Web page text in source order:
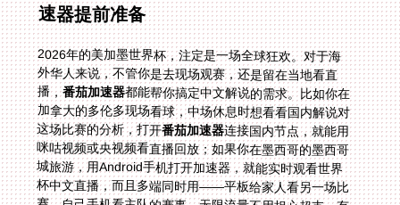
速器提前准备
2026年的美加墨世界杯，注定是一场全球狂欢。对于海
外华人来说，不管你是去现场观赛，还是留在当地看直
播，番茄加速器都能帮你搞定中文解说的需求。比如你在
加拿大的多伦多现场看球，中场休息时想看看国内解说对
这场比赛的分析，打开番茄加速器连接国内节点，就能用
咪咕视频或央视频看直播回放；如果你在墨西哥的墨西哥
城旅游，用Android手机打开加速器，就能实时观看世界
杯中文直播，而且多端同时用——平板给家人看另一场比
赛，自己手机看主队的赛事，无限流量不用担心超支。有